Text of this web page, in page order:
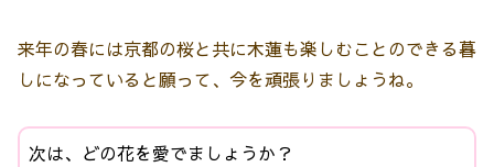
来年の春には京都の桜と共に木蓮も楽しむことのできる暮
しになっていると願って、今を頑張りましょうね。
次は、どの花を愛でましょうか？